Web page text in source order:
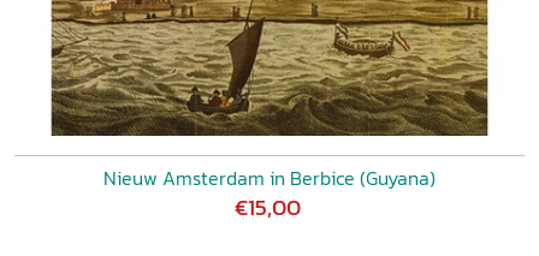
Nieuw Amsterdam in Berbice (Guyana)
€15,00